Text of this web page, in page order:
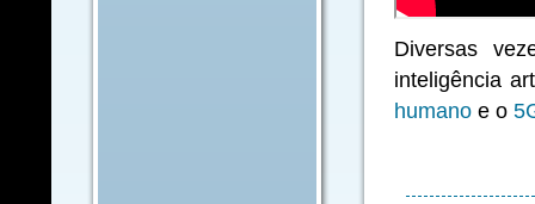
Diversas
inteligência
humanoe o